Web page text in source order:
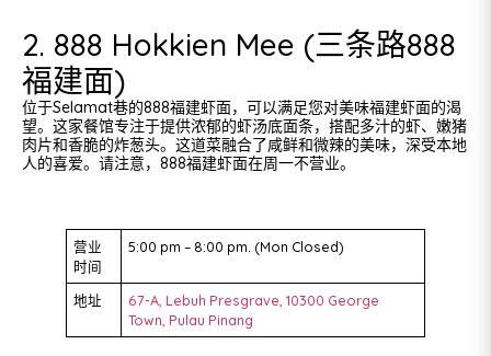
2. 888 Hokkien Mee (三条路888
福建面)
位于Selamat巷的888福建虾面，可以满足您对美味福建虾面的渴
望。这家餐馆专注于提供浓郁的虾汤底面条，搭配多汁的虾、嫩猪
肉片和香脆的炸葱头。这道菜融合了咸鲜和微辣的美味，深受本地
人的喜爱。请注意，888福建虾面在周一不营业。
营业
时间
5:00 pm – 8:00 pm. (Mon Closed)
地址
67-A, Lebuh Presgrave, 10300 George
Town, Pulau Pinang